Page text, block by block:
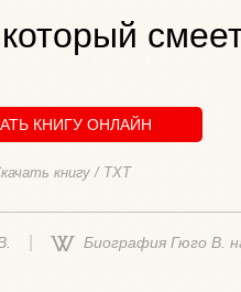
КНИГУ ОНЛАЙН
книгу / TXT
Биография Гюго В.